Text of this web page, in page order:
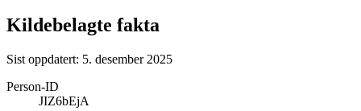
Kildebelagte fakta
Sist oppdatert: 5. desember 2025
Person-ID
JIZ6bEjA